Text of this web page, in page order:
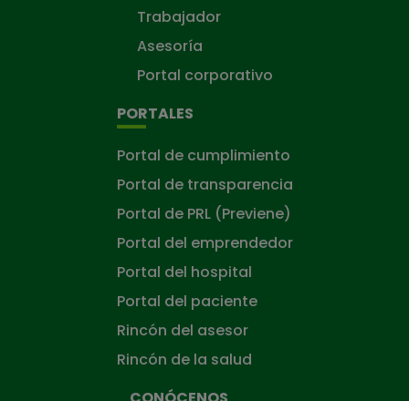
Trabajador
Asesoría
Portal corporativo
PORTALES
Portal de cumplimiento
Portal de transparencia
Portal de PRL (Previene)
Portal del emprendedor
Portal del hospital
Portal del paciente
Rincón del asesor
Rincón de la salud